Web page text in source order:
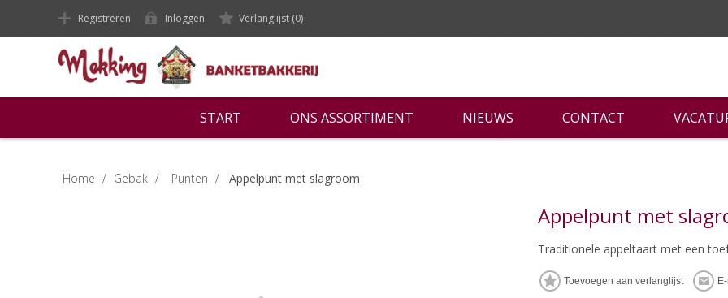
Registreren Inloggen Verlanglijst (0)
START ONS ASSORTIMENT NIEUWS CONTACT
Home / Gebak / Punten / Appelpunt met slagroom
Appelpunt met
Traditionele appeltaart met een